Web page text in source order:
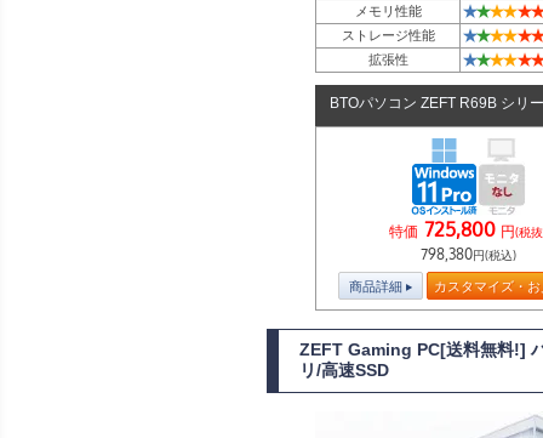
メモリ性能 ★★★★★★
ストレージ性能 ★★★★★★
拡張性 ★★★★★★
BTOパソコン ZEFT R69B シリ
特価 725,800 円(税
798,380円(税込)
商品詳細 カスタマイズ・
ZEFT Gaming PC[送料無料!]
リ/高速SSD